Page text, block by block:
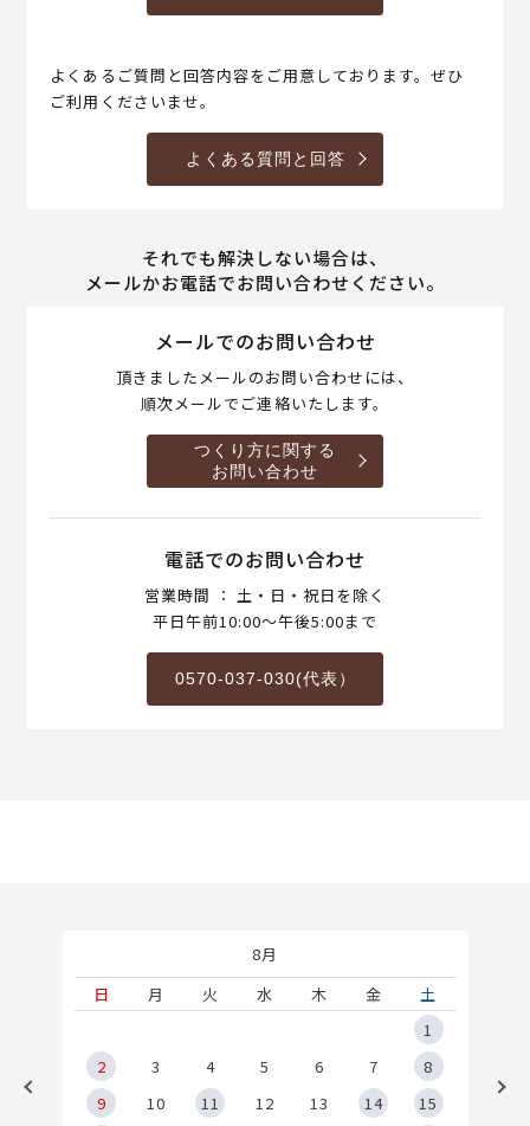
よくあるご質問と回答内容をご用意しております。ぜひ
ご利用くださいませ。
よくある質問と回答
それでも解決しない場合は、
メールかお電話でお問い合わせください。
メールでのお問い合わせ
頂きましたメールのお問い合わせには、
順次メールでご連絡いたします。
つくり方に関する
お問い合わせ
電話でのお問い合わせ
営業時間 ： 土・日・祝日を除く
平日午前10:00～午後5:00まで
0570-037-030(代表）
8月
日
月 火 水 木 金
土
1
2
3 4 5 6 7
8
9
10 11 12 13 14
15